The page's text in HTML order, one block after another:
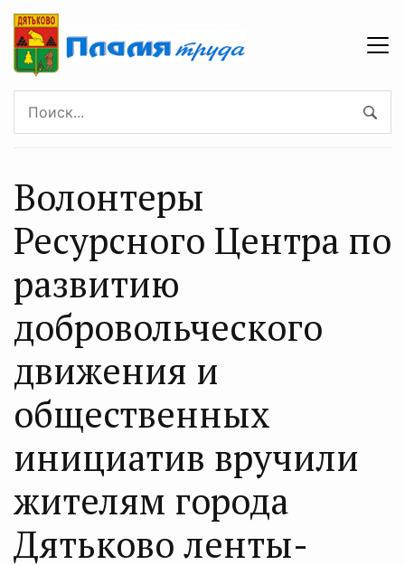
Волонтеры
Ресурсного Центра по
развитию
добровольческого
движения и
общественных
инициатив вручили
жителям города
Дятьково ленты-